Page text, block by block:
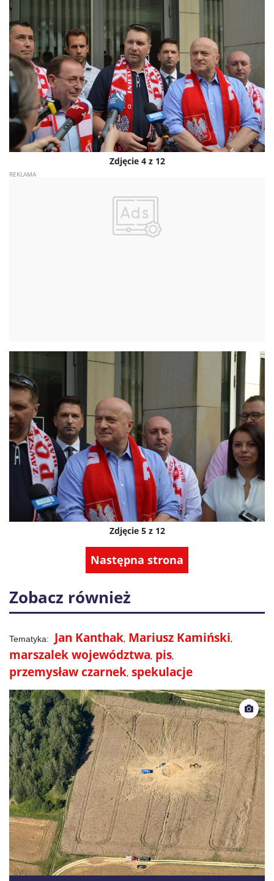
Zdjęcie 4 z 12
Zdjęcie 5 z 12
Następna strona
Zobacz również
Jan Kanthak Mariusz Kamiński
marszalek województwa pis
przemysław czarnek spekulacje